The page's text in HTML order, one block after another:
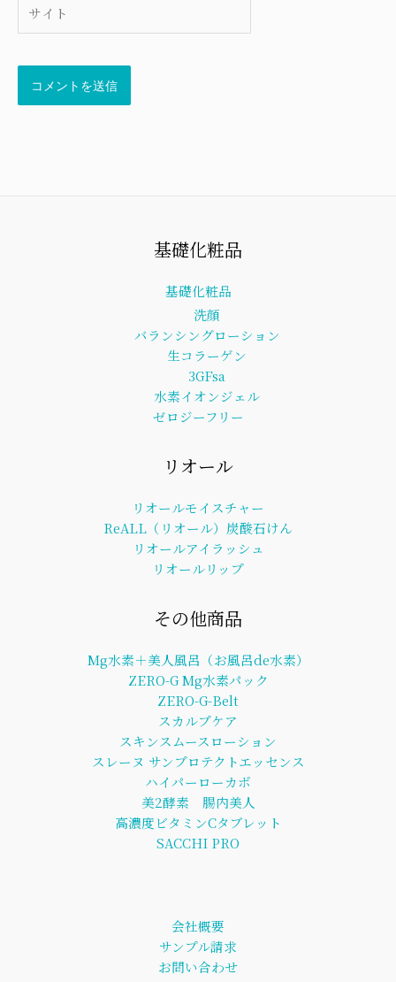
基礎化粧品
基礎化粧品
洗顔
バランシングローション
生コラーゲン
3GFsa
水素イオンジェル
ゼロジーフリー
リオール
リオールモイスチャー
ReALL（リオール）炭酸石けん
リオールアイラッシュ
リオールリップ
その他商品
Mg水素＋美人風呂（お風呂de水素）
ZERO-G Mg水素パック
ZERO-G-Belt
スカルプケア
スキンスムースローション
スレーヌ サンプロテクトエッセンス
ハイパーローカボ
美2酵素 腸内美人
高濃度ビタミンCタブレット
SACCHI PRO
会社概要
サンプル請求
お問い合わせ